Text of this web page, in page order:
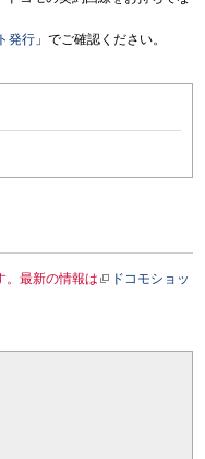
発行 」でご確認ください。
。最新の情報は
ドコモショッ